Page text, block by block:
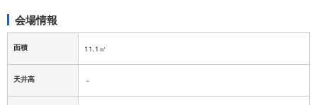
会場情報
面積 11.1㎡
天井高 －